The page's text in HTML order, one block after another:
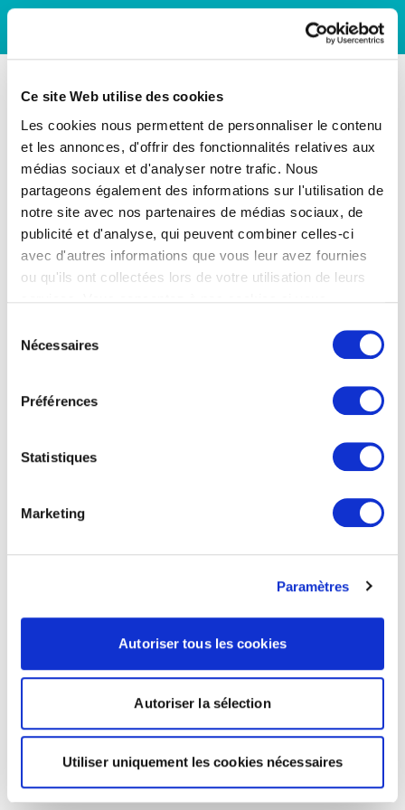
Ce site Web utilise des cookies
Les cookies nous permettent de personnaliser le contenu
et les annonces, d'offrir des fonctionnalités relatives aux
médias sociaux et d'analyser notre trafic. Nous
partageons également des informations sur l'utilisation de
notre site avec nos partenaires de médias sociaux, de
publicité et d'analyse, qui peuvent combiner celles-ci
avec d'autres informations que vous leur avez fournies
ou qu'ils ont collectées lors de votre utilisation de leurs
Nécessaires
Préférences
Statistiques
Marketing
Paramètres
Autoriser tous les cookies
Autoriser la sélection
Utiliser uniquement les cookies nécessaires